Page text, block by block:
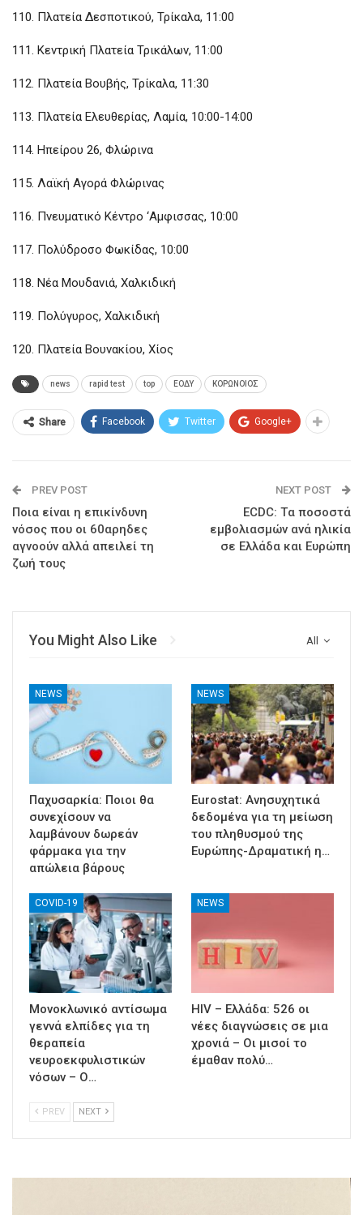
110. Πλατεία Δεσποτικού, Τρίκαλα, 11:00
111. Κεντρική Πλατεία Τρικάλων, 11:00
112. Πλατεία Βουβής, Τρίκαλα, 11:30
113. Πλατεία Ελευθερίας, Λαμία, 10:00-14:00
114. Ηπείρου 26, Φλώρινα
115. Λαϊκή Αγορά Φλώρινας
116. Πνευματικό Κέντρο ‘Αμφισσας, 10:00
117. Πολύδροσο Φωκίδας, 10:00
118. Νέα Μουδανιά, Χαλκιδική
119. Πολύγυρος, Χαλκιδική
120. Πλατεία Βουνακίου, Χίος
news rapid test top ΕΟΔΥ ΚΟΡΩΝΟΙΟΣ
Share Facebook Twitter Google+
PREV POST
Ποια είναι η επικίνδυνη
νόσος που οι 60αρηδες
αγνοούν αλλά απειλεί τη
ζωή τους
NEXT POST
ECDC: Tα ποσοστά
εμβολιασμών ανά ηλικία
σε Ελλάδα και Ευρώπη
All
You Might Also Like
NEWS
Παχυσαρκία: Ποιοι θα
συνεχίσουν να
λαμβάνουν δωρεάν
φάρμακα για την
απώλεια βάρους
NEWS
Eurostat: Ανησυχητικά
δεδομένα για τη μείωση
του πληθυσμού της
Ευρώπης-Δραματική η…
COVID-19
Μονοκλωνικό αντίσωμα
γεννά ελπίδες για τη
θεραπεία
νευροεκφυλιστικών
νόσων – Ο…
NEWS
HIV – Ελλάδα: 526 οι
νέες διαγνώσεις σε μια
χρονιά – Οι μισοί το
έμαθαν πολύ…
PREV NEXT